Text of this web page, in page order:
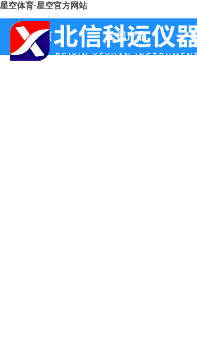
星空体育·星空官方网站
首页 公司产品